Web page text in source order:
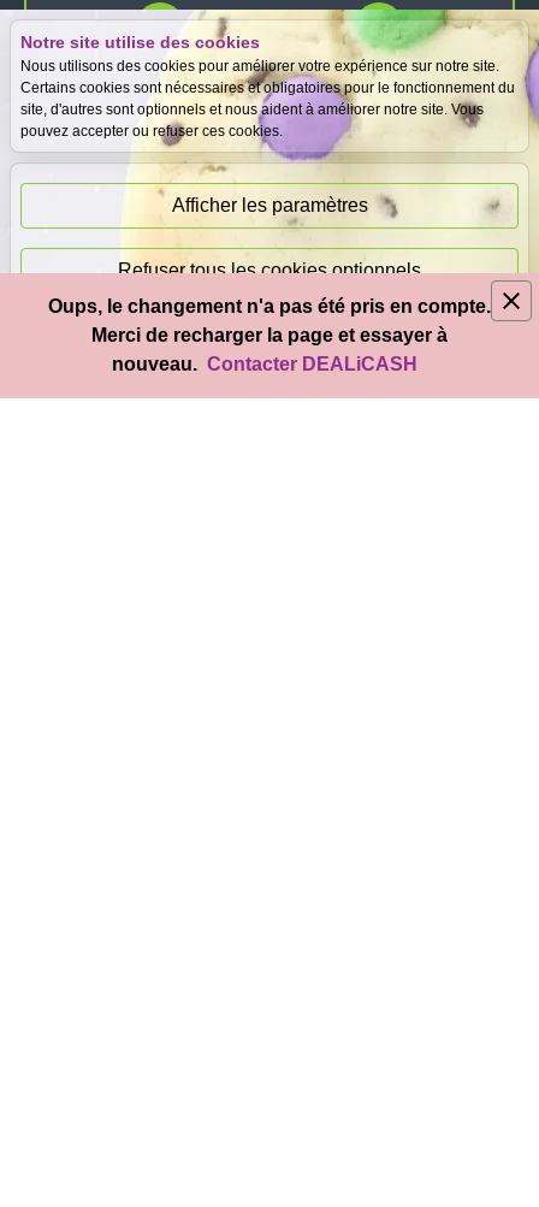
Notre site utilise des cookies
Nous utilisons des cookies pour améliorer votre expérience sur notre site.
Certains cookies sont nécessaires et obligatoires pour le fonctionnement du
site, d'autres sont optionnels et nous aident à améliorer notre site. Vous
pouvez accepter ou refuser ces cookies.
Afficher les paramètres
Refuser tous les cookies optionnels
Accepter tous les cookies
Expertise
gratuite
Meilleurs prix
garantis
Paiement
immédiat
© 2026 DEALiCASH- Tous droits réservés
Oups, le changement n'a pas été pris en compte.
Merci de recharger la page et essayer à
nouveau. Contacter DEALiCASH